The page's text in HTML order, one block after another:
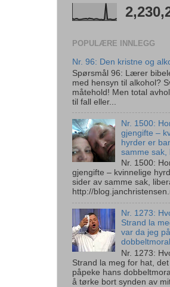
POPULÆRE INNLEGG
Nr. 96: Den kristne og
Spørsmål 96: Lærer
med hensyn til alkohol?
måtehold! Men total
til fall eller...
Nr. 1500:
gjengifte –
hyrder er
samme sak,
Nr. 1500:
gjengifte – kvinnelige
sider av samme sak,
http://
Nr. 1273:
Strand la
var da jeg
Nr. 1273:
Strand la meg for hat,
påpeke hans
å tørke bort synden av